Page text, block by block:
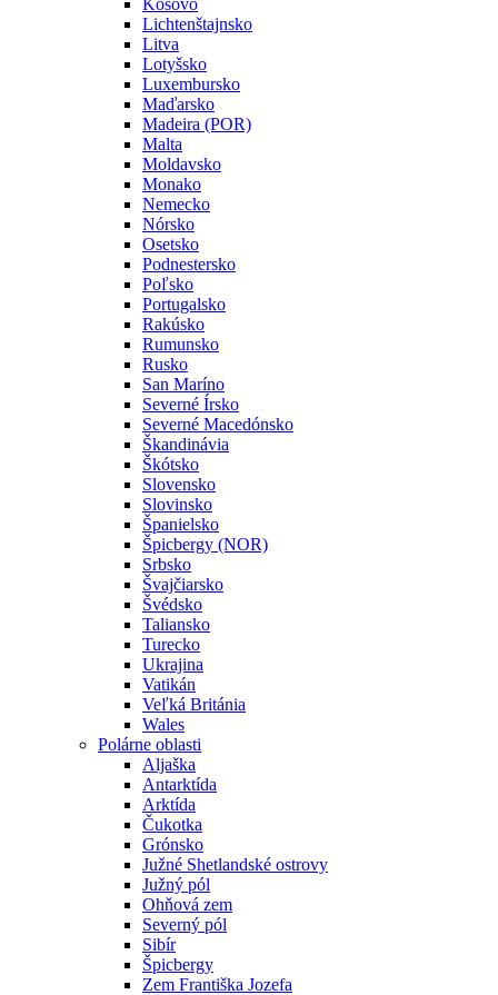
Kosovo
Lichtenštajnsko
Litva
Lotyšsko
Luxembursko
Maďarsko
Madeira (POR)
Malta
Moldavsko
Monako
Nemecko
Nórsko
Osetsko
Podnestersko
Poľsko
Portugalsko
Rakúsko
Rumunsko
Rusko
San Maríno
Severné Írsko
Severné Macedónsko
Škandinávia
Škótsko
Slovensko
Slovinsko
Španielsko
Špicbergy (NOR)
Srbsko
Švajčiarsko
Švédsko
Taliansko
Turecko
Ukrajina
Vatikán
Veľká Británia
Wales
Polárne oblasti
Aljaška
Antarktída
Arktída
Čukotka
Grónsko
Južné Shetlandské ostrovy
Južný pól
Ohňová zem
Severný pól
Sibír
Špicbergy
Zem Františka Jozefa